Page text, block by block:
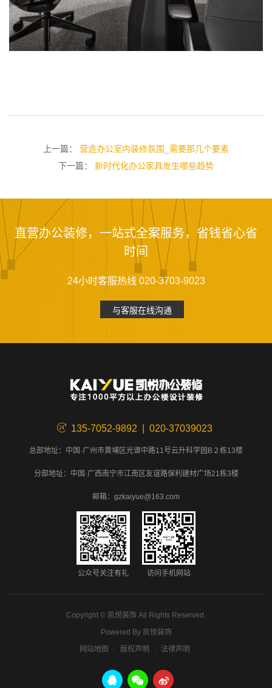
上一篇： 营造办公室内装修氛围_需要那几个要素
下一篇： 新时代化办公家具发生哪些趋势
直营办公装修，一站式全案服务，省钱省心省
时间
24小时客服热线 020-3703-9023
与客服在线沟通
135-7052-9892 | 020-37039023
总部地址：中国·广州市黄埔区光谱中路11号云升科学园B２栋13楼
分部地址：中国·广西南宁市江南区友谊路保利建材广场21栋3楼
邮箱：gzkaiyue@163.com
公众号关注有礼 访问手机网站
Copyright © 凯悦装饰 All Rights Reserved.
Powered By 凯悦装饰
网站地图
版权声明 法律声明